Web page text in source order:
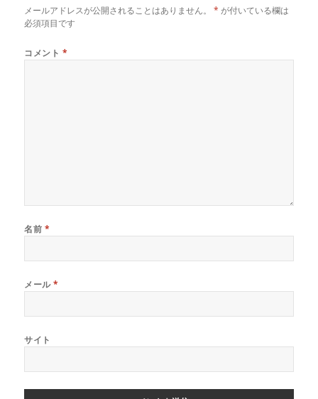
メールアドレスが公開されることはありません。 * が付いている欄は
必須項目です
コメント *
名前 *
メール*
サイト